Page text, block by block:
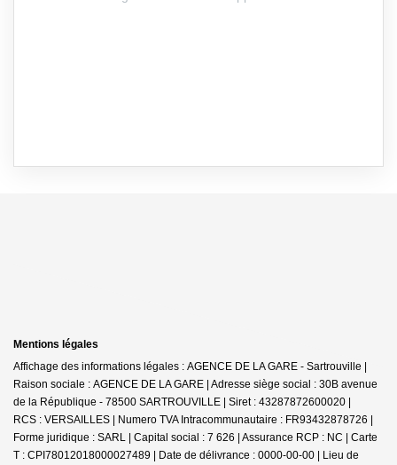
Mentions légales
Affichage des informations légales : AGENCE DE LA GARE - Sartrouville |
Raison sociale : AGENCE DE LA GARE | Adresse siège social : 30B avenue
de la République - 78500 SARTROUVILLE | Siret : 43287872600020 |
RCS : VERSAILLES | Numero TVA Intracommunautaire : FR93432878726 |
Forme juridique : SARL | Capital social : 7 626 | Assurance RCP : NC | Carte
T : CPI78012018000027489 | Date de délivrance : 0000-00-00 | Lieu de